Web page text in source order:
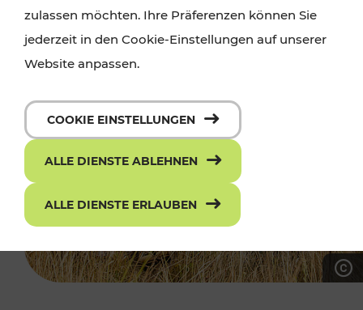
zulassen möchten. Ihre Präferenzen können Sie
jederzeit in den Cookie-Einstellungen auf unserer
Website anpassen.
COOKIE EINSTELLUNGEN
ALLE DIENSTE ABLEHNEN
ALLE DIENSTE ERLAUBEN